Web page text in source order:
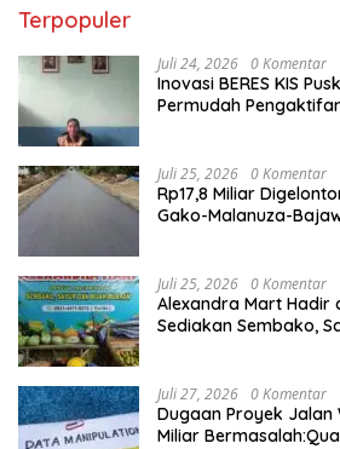
Terpopuler
Juli 24, 2026 0 Komentar
Inovasi BERES KIS
Permudah
Juli 25, 2026 0 Komentar
Rp17,8 Miliar
Gako-Malanuza-
Juli 25, 2026 0 Komentar
Alexandra Mart Hadir
Sediakan Sembako,
Juli 27, 2026 0 Komentar
Dugaan Proyek Jalan
Miliar